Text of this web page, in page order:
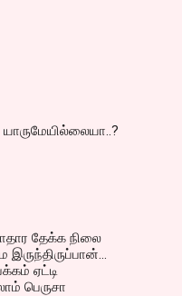
தேக்க நிலை
ஏட்டி
பெருசா